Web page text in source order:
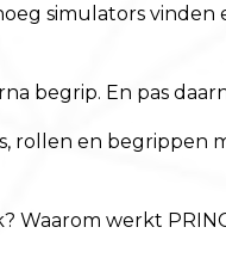
simulators vinden
begrip. En pas
rollen en begrippen
Waarom werkt